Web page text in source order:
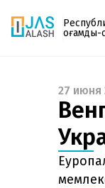
Газетке
PDF форматтағы
поштаңызға
шыққан сәтте
енгізіңіз, біз
27 июня